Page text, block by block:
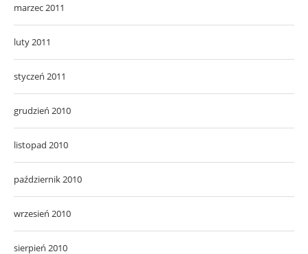
marzec 2011
luty 2011
styczeń 2011
grudzień 2010
listopad 2010
październik 2010
wrzesień 2010
sierpień 2010